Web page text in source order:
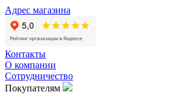
Адрес магазина
Контакты
О компании
Сотрудничество
Покупателям